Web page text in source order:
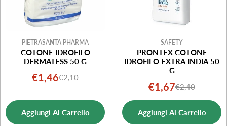
PIETRASANTA PHARMA
COTONE IDROFILO
DERMATESS 50 G
Prezzo
vendita
€1,46Prezzo
€2,10
Aggiungi Al Carrello
SAFETY
PRONTEX COTONE
IDROFILO EXTRA INDIA 50
G
Prezzo
di
vendita
€1,67Prezzo
normale
€2,40
Aggiungi Al Carrello